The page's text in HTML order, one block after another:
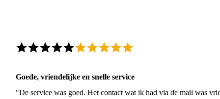
Goede, vriendelijke en snelle service
"De service was goed. Het contact wat ik had via de mail was